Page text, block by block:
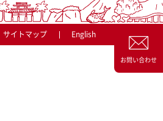
サイトマップ English
お問い合わせ